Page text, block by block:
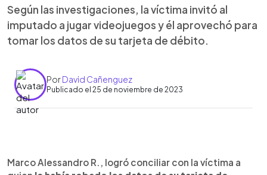
Según las investigaciones, la víctima invitó al
imputado a jugar videojuegos y él aprovechó para
tomar los datos de su tarjeta de débito.
PorDavid Cañenguez
Publicado el 25 de noviembre de 2023
► Escuchar artículo
Marco Alessandro R., logró conciliar con la víctima a